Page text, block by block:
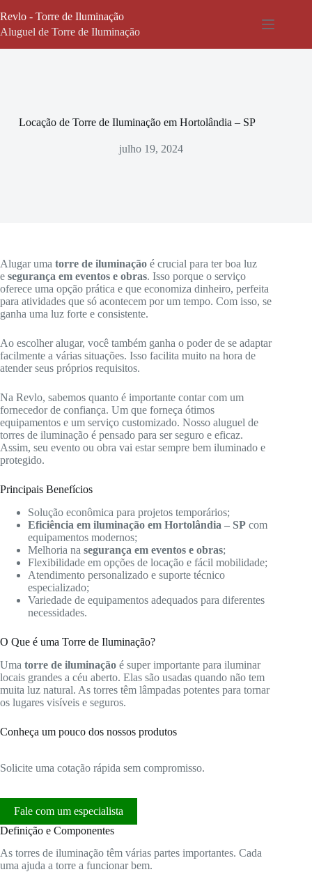
para
o
Revlo - Torre de Iluminação
Aluguel de Torre de Iluminação
Locação de Torre de Iluminação em Hortolândia – SP
julho 19, 2024
Alugar uma torre de iluminação é crucial para ter boa luz
e segurança em eventos e obras. Isso porque o serviço
oferece uma opção prática e que economiza dinheiro, perfeita
para atividades que só acontecem por um tempo. Com isso, se
ganha uma luz forte e consistente.
Ao escolher alugar, você também ganha o poder de se adaptar
facilmente a várias situações. Isso facilita muito na hora de
atender seus próprios requisitos.
Na Revlo, sabemos quanto é importante contar com um
fornecedor de confiança. Um que forneça ótimos
equipamentos e um serviço customizado. Nosso aluguel de
torres de iluminação é pensado para ser seguro e eficaz.
Assim, seu evento ou obra vai estar sempre bem iluminado e
protegido.
Principais Benefícios
Solução econômica para projetos temporários;
Eficiência em iluminação em Hortolândia – SP com
equipamentos modernos;
Melhoria na segurança em eventos e obras;
Flexibilidade em opções de locação e fácil mobilidade;
Atendimento personalizado e suporte técnico
especializado;
Variedade de equipamentos adequados para diferentes
necessidades.
O Que é uma Torre de Iluminação?
Uma torre de iluminação é super importante para iluminar
locais grandes a céu aberto. Elas são usadas quando não tem
muita luz natural. As torres têm lâmpadas potentes para tornar
os lugares visíveis e seguros.
Conheça um pouco dos nossos produtos
Solicite uma cotação rápida sem compromisso.
Fale com um especialista
Definição e Componentes
As torres de iluminação têm várias partes importantes. Cada
uma ajuda a torre a funcionar bem.